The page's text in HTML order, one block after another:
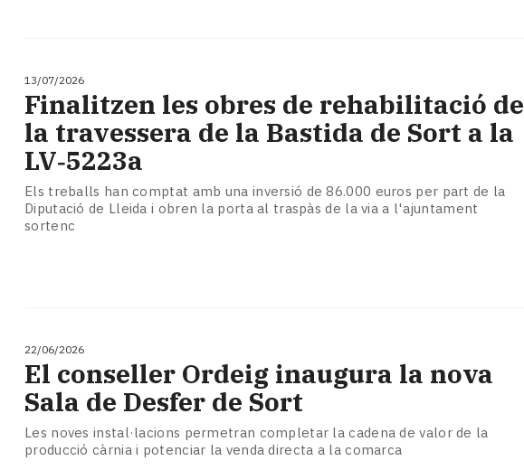
teva!
Subscriptors
La
newsletter
del
Pallars
Contingut
patrocinat
13/07/2026
Finalitzen les obres de rehabilitació de
la travessera de la Bastida de Sort a la
LV‑5223a
Els treballs han comptat amb una inversió de 86.000 euros per part de la
Diputació de Lleida i obren la porta al traspàs de la via a l'ajuntament
sortenc
22/06/2026
El conseller Ordeig inaugura la nova
Sala de Desfer de Sort
Les noves instal·lacions permetran completar la cadena de valor de la
producció càrnia i potenciar la venda directa a la comarca